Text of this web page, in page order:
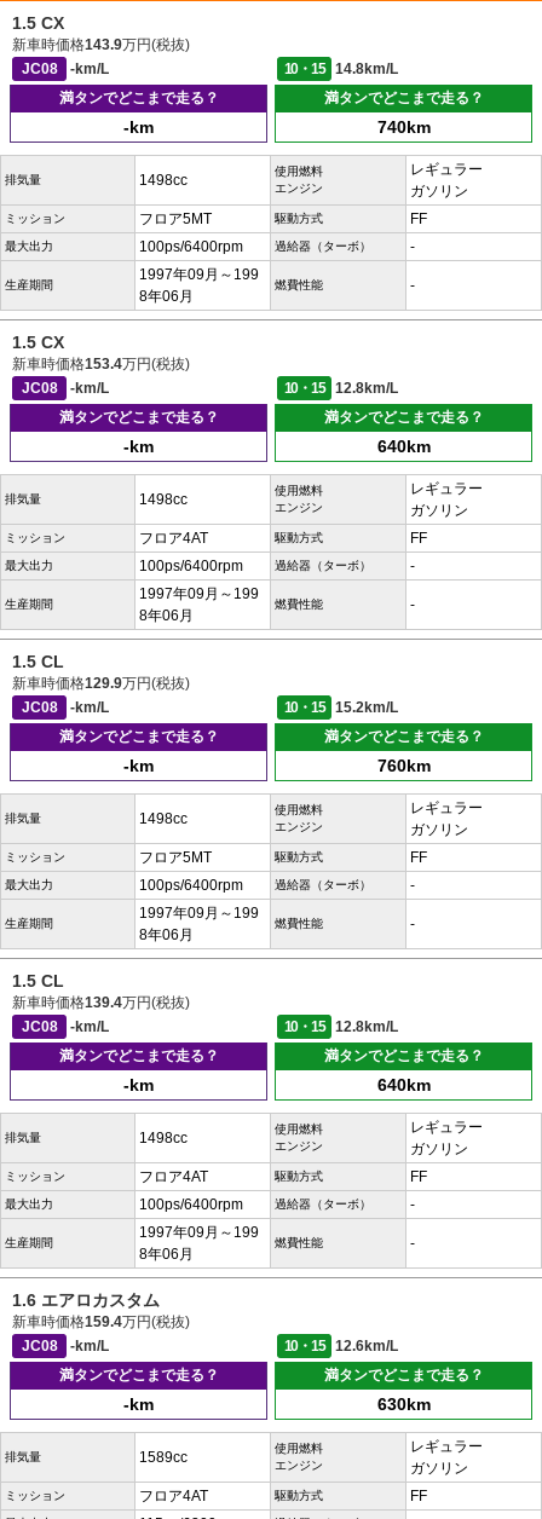
1.5 CX
新車時価格143.9万円(税抜)
JC08
-km/L 10・15
14.8km/L
満タンでどこまで走る？
-km
満タンでどこまで走る？
740km
排気量 1498cc
使用燃料
エンジン
レギュラー
ガソリン
ミッション フロア5MT 駆動方式 FF
最大出力 100ps/6400rpm 過給器（ターボ） -
生産期間
1997年09月～199
8年06月
燃費性能 -
1.5 CX
新車時価格153.4万円(税抜)
JC08
-km/L 10・15
12.8km/L
満タンでどこまで走る？
-km
満タンでどこまで走る？
640km
排気量 1498cc
使用燃料
エンジン
レギュラー
ガソリン
ミッション フロア4AT 駆動方式 FF
最大出力 100ps/6400rpm 過給器（ターボ） -
生産期間
1997年09月～199
8年06月
燃費性能 -
1.5 CL
新車時価格129.9万円(税抜)
JC08
-km/L 10・15
15.2km/L
満タンでどこまで走る？
-km
満タンでどこまで走る？
760km
排気量 1498cc
使用燃料
エンジン
レギュラー
ガソリン
ミッション フロア5MT 駆動方式 FF
最大出力 100ps/6400rpm 過給器（ターボ） -
生産期間
1997年09月～199
8年06月
燃費性能 -
1.5 CL
新車時価格139.4万円(税抜)
JC08
-km/L 10・15
12.8km/L
満タンでどこまで走る？
-km
満タンでどこまで走る？
640km
排気量 1498cc
使用燃料
エンジン
レギュラー
ガソリン
ミッション フロア4AT 駆動方式 FF
最大出力 100ps/6400rpm 過給器（ターボ） -
生産期間
1997年09月～199
8年06月
燃費性能 -
1.6 エアロカスタム
新車時価格159.4万円(税抜)
JC08
-km/L 10・15
12.6km/L
満タンでどこまで走る？
-km
満タンでどこまで走る？
630km
排気量 1589cc
使用燃料
エンジン
レギュラー
ガソリン
ミッション フロア4AT 駆動方式 FF